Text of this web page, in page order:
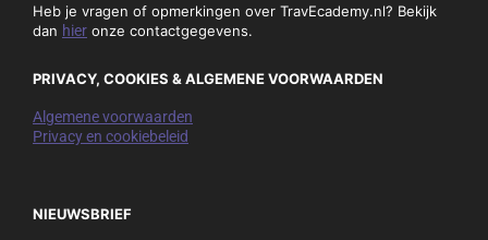
Heb je vragen of opmerkingen over TravEcademy.nl? Bekijk
dan hier onze contactgegevens.
PRIVACY, COOKIES & ALGEMENE VOORWAARDEN
Algemene voorwaarden
Privacy en cookiebeleid
NIEUWSBRIEF